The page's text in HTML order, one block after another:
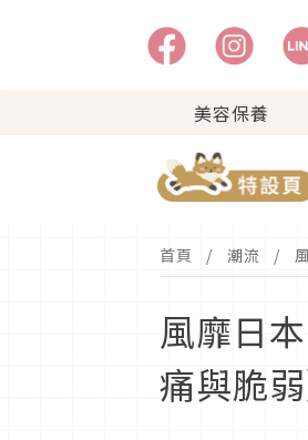
美容保養
首頁 潮流
風靡日
痛與脆